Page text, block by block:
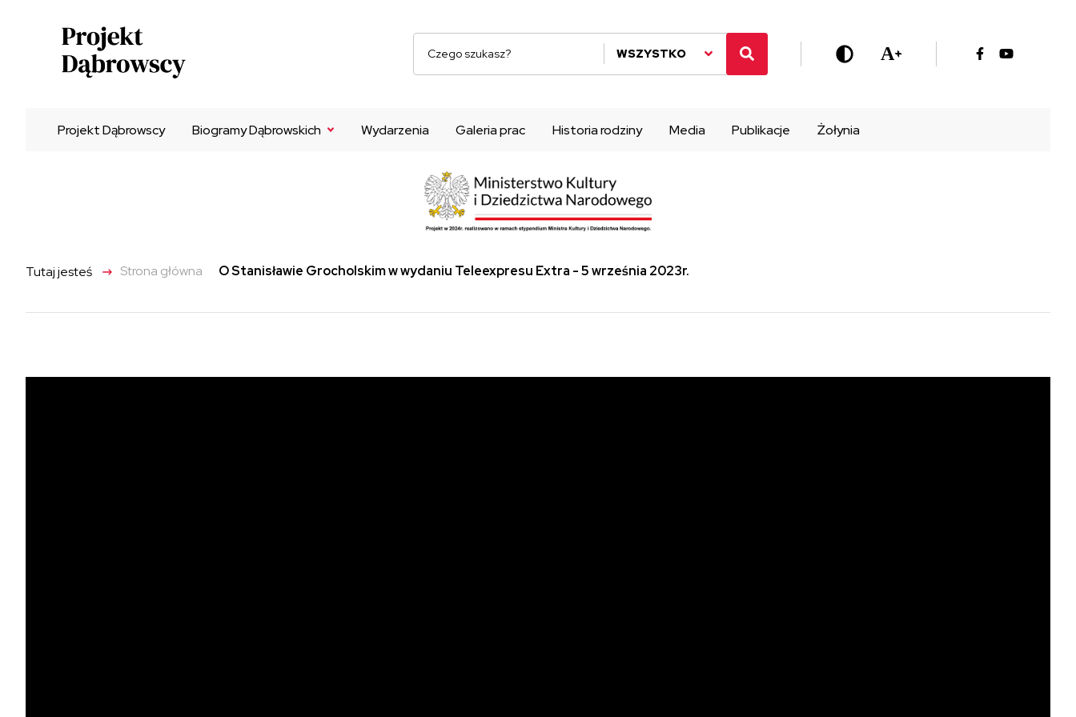
WSZYSTKO A+
Projekt Dąbrowscy Biogramy Dąbrowskich
Henryk Dąbrowski
Wydarzenia Galeria prac Historia rodziny Media Publikacje Żołynia
Tutaj jesteś -> Strona główna O Stanisławie Grocholskim w wydaniu Teleexpresu Extra - 5 września 2023r.